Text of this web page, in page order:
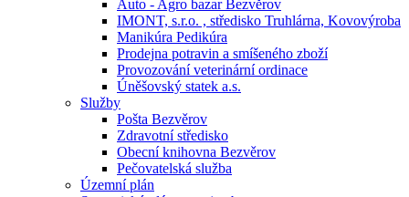
Auto - Agro bazar Bezvěrov
IMONT, s.r.o. , středisko Truhlárna, Kovovýroba
Manikúra Pedikúra
Prodejna potravin a smíšeného zboží
Provozování veterinární ordinace
Úněšovský statek a.s.
Služby
Pošta Bezvěrov
Zdravotní středisko
Obecní knihovna Bezvěrov
Pečovatelská služba
Územní plán